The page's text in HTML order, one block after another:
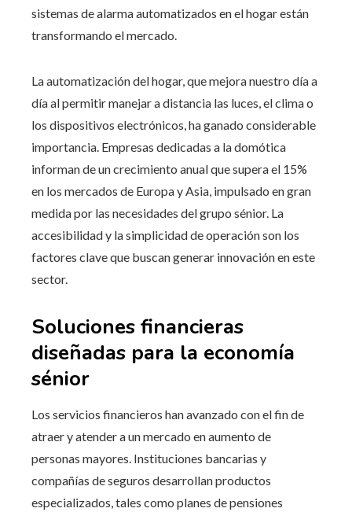
sistemas de alarma automatizados en el hogar están
transformando el mercado.
La automatización del hogar, que mejora nuestro día a
día al permitir manejar a distancia las luces, el clima o
los dispositivos electrónicos, ha ganado considerable
importancia. Empresas dedicadas a la domótica
informan de un crecimiento anual que supera el 15%
en los mercados de Europa y Asia, impulsado en gran
medida por las necesidades del grupo sénior. La
accesibilidad y la simplicidad de operación son los
factores clave que buscan generar innovación en este
sector.
Soluciones financieras
diseñadas para la economía
sénior
Los servicios financieros han avanzado con el fin de
atraer y atender a un mercado en aumento de
personas mayores. Instituciones bancarias y
compañías de seguros desarrollan productos
especializados, tales como planes de pensiones